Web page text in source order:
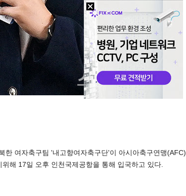
한 여자축구팀 '내고향여자축구단'이 아시아축구연맹(AFC)
해 17일 오후 인천국제공항을 통해 입국하고 있다.